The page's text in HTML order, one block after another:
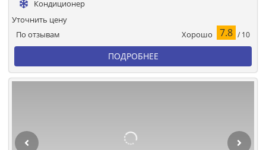
Кондиционер
По отзывам Хорошо 7.8 / 10
Уточнить цену
ПОДРОБНЕЕ